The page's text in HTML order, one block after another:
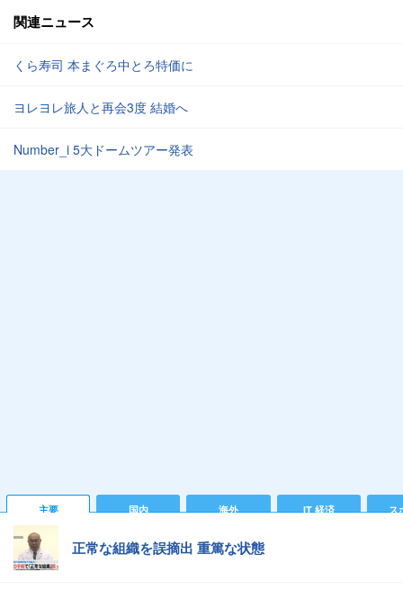
関連ニュース
くら寿司 本まぐろ中とろ特価に
ヨレヨレ旅人と再会3度 結婚へ
Number_i 5大ドームツアー発表
主要 国内 海外 IT 経済 ス
正常な組織を誤摘出 重篤な状態